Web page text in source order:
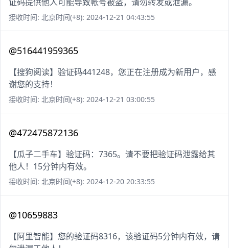
证码提供他人可能导致帐号被盗，请勿转发或泄漏。
接收时间: 北京时间(+8): 2024-12-21 04:43:55
@516441959365
【搜狗阅读】验证码441248，您正在注册成为新用户，感
谢您的支持！
接收时间: 北京时间(+8): 2024-12-21 03:00:55
@472475872136
【瓜子二手车】验证码：7365。请不要把验证码泄露给其
他人！15分钟内有效。
接收时间: 北京时间(+8): 2024-12-20 20:33:55
@10659883
【阿里智能】您的验证码8316，该验证码5分钟内有效，请